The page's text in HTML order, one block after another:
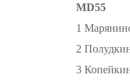
MD55
1
2
3